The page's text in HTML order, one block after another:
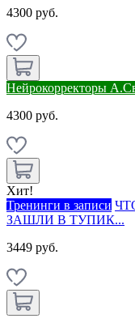
4300 руб.
Нейрокорректоры
4300 руб.
Хит!
Тренинги в записи
ЗАШЛИ В ТУПИК...
3449 руб.